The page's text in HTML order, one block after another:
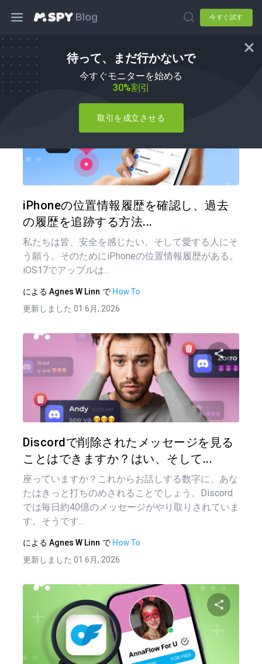
今すぐ試す
待って、まだ行かないで
今すぐモニターを始める
30%割引
取引を成立させる
ハウツー
iPhoneの位置情報履歴を確認し、過去
の履歴を追跡する方法...
私たちは皆、安全を感じたい。そして愛する人にそ
う願う。そのためにiPhoneの位置情報履歴がある。
iOS17でアップルは...
による Agnes W Linn で How To
更新しました 01 6月, 2026
この記
Discordで削除されたメッセージを見る
ことはできますか？はい、そして...
座っていますか？これからお話しする数字に、あな
たはきっと打ちのめされることでしょう。Discord
では毎日約40億のメッセージがやり取りされていま
す。そうです...
による Agnes W Linn で How To
更新しました 01 6月, 2026
この記